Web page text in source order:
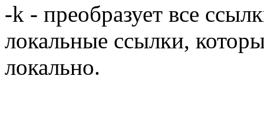
-k - преобразует все
локальные ссылки,
локально.